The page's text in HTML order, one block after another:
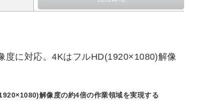
度に対応。4KはフルHD(1920×1080)解像
解像度の約4倍の作業領域を実現する